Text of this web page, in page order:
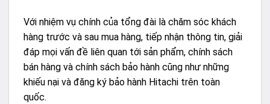
Với nhiệm vụ chính của tổng đài là chăm sóc khách
hàng trước và sau mua hàng, tiếp nhận thông tin, giải
đáp mọi vấn đề liên quan tới sản phẩm, chính sách
bán hàng và chính sách bảo hành cũng như những
khiếu nại và đăng ký bảo hành Hitachi trên toàn
quốc.